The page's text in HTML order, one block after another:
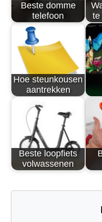
Beste domme
telefoon
te
Hoe steunkousen
aantrekken
Beste loopfiets
volwassenen